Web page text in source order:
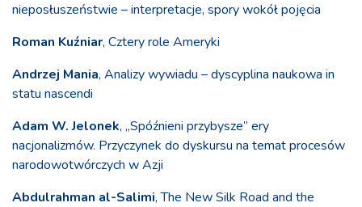
nieposłuszeństwie – interpretacje, spory wokół pojęcia
Roman Kuźniar, Cztery role Ameryki
Andrzej Mania, Analizy wywiadu – dyscyplina naukowa in
statu nascendi
Adam W. Jelonek, „Spóźnieni przybysze” ery
nacjonalizmów. Przyczynek do dyskursu na temat procesów
narodowotwórczych w Azji
Abdulrahman al-Salimi, The New Silk Road and the